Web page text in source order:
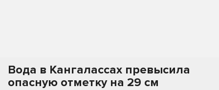
Вода в Кангалассах превысила
опасную отметку на 29 см